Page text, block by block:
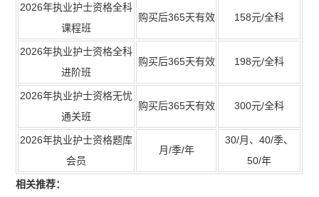
2026年执业护士资格全科
课程班
购买后365天有效 158元/全科
2026年执业护士资格全科
进阶班
购买后365天有效 198元/全科
2026年执业护士资格无忧
通关班
购买后365天有效 300元/全科
2026年执业护士资格题库
会员
月/季/年
30/月、40/季、
50/年
相关推荐：